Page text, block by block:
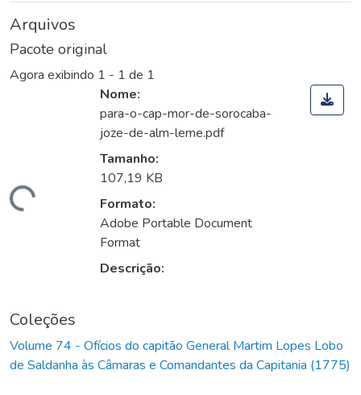
Arquivos
Pacote original
Agora exibindo 1 - 1 de 1
Carregando...
Nome:
para-o-cap-mor-de-sorocaba-
joze-de-alm-leme.pdf
Tamanho:
107,19 KB
Formato:
Adobe Portable Document
Format
Descrição:
Coleções
Volume 74 - Ofícios do capitão General Martim Lopes Lobo
de Saldanha às Câmaras e Comandantes da Capitania (1775)